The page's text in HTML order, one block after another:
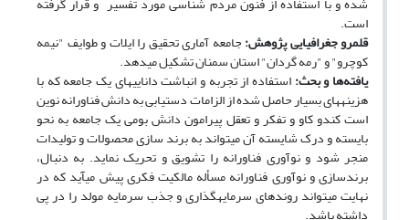
است.
قلمرو جغرافیایی پژوهش:جامعه آماری تحقیق را ایلات و طوایف "نیمه
کوچرو" و "رمه گردان" استان سمنان تشکیل می­دهد.
یافته‌ها و بحث:استفاده از تجربه و انباشت دانایی­های یک جامعه که با
هزینه­های بسیار حاصل شده از الزامات دستیابی به دانش فناورانه نوین
است کندو کاو و تفکر و تعقل پیرامون دانش بومی یک جامعه به نحو
بایسته و درک شایسته آن می­تواند به برند سازی محصولات و تولیدات
منجر شود و نوآوری فناورانه را تشویق و تحریک نماید. به دنبال،
برندسازی و نوآوری فناورانه مسأله مالکیت فکری پیش می­آید که در
نهایت می­تواند روندهای سرمایه­گذاری و جذب سرمایه مولد را در پی